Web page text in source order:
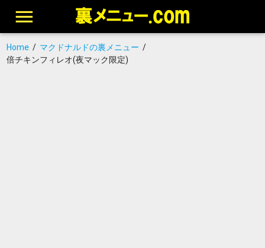
Home/ マクドナルドの裏メニュー /
倍チキンフィレオ(夜マック限定)